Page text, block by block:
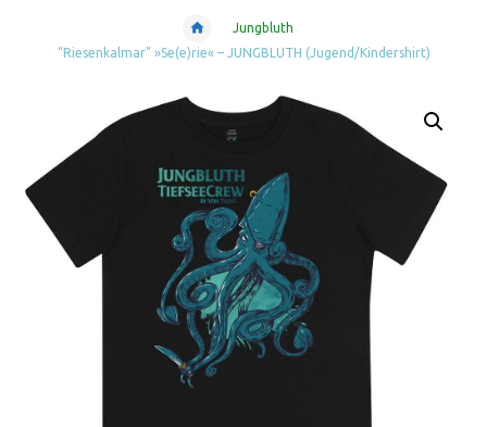
Jungbluth
“Riesenkalmar” »Se(e)rie« – JUNGBLUTH (Jugend/Kindershirt)